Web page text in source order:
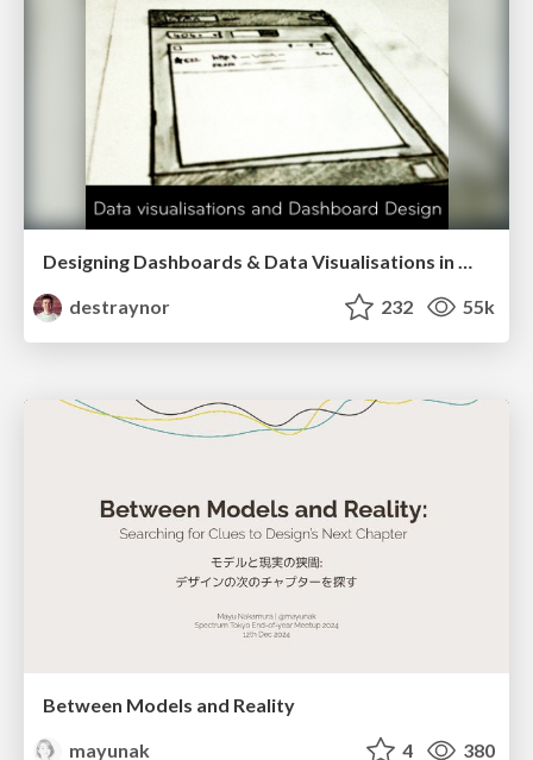
Designing Dashboards & Data Visualisations in Web Apps
destraynor
232 55k
Between Models and Reality
mayunak
4 380